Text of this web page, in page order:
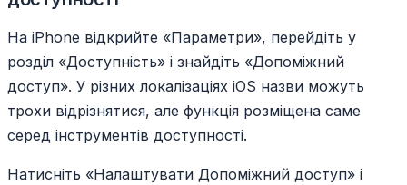
На iPhone відкрийте «Параметри», перейдіть у
розділ «Доступність» і знайдіть «Допоміжний
доступ». У різних локалізаціях iOS назви можуть
трохи відрізнятися, але функція розміщена саме
серед інструментів доступності.
Натисніть «Налаштувати Допоміжний доступ» і